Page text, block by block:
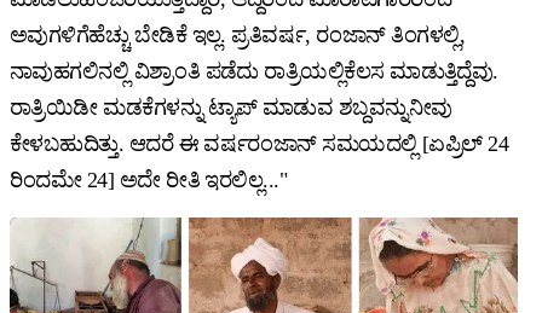
ಅವುಗಳಿಗೆಹೆಚ್ಚು ಬೇಡಿಕೆ ಇಲ್ಲ. ಪ್ರತಿವರ್ಷ, ರಂಜಾನ್ ತಿಂಗಳಲ್ಲಿ,
ನಾವುಹಗಲಿನಲ್ಲಿ ವಿಶ್ರಾಂತಿ ಪಡೆದು ರಾತ್ರಿಯಲ್ಲಿಕೆಲಸ ಮಾಡುತ್ತಿದ್ದೆವು.
ರಾತ್ರಿಯಿಡೀ ಮಡಕೆಗಳನ್ನು ಟ್ಯಾಪ್ ಮಾಡುವ ಶಬ್ದವನ್ನುನೀವು
ಕೇಳಬಹುದಿತ್ತು. ಆದರೆ ಈ ವರ್ಷರಂಜಾನ್ ಸಮಯದಲ್ಲಿ [ಏಪ್ರಿಲ್ 24
ರಿಂದಮೇ 24] ಅದೇ ರೀತಿ ಇರಲಿಲ್ಲ..."